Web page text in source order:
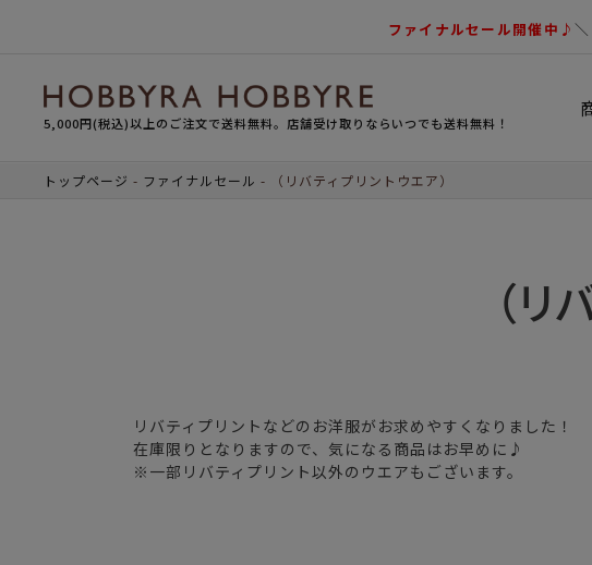
ファイナルセール開催中♪
5,000円(税込)以上のご注文で送料無料。店舗受け取りならいつでも送料無料！
トップページ ファイナルセール （リバティプリントウエア）
（リ
リバティプリントなどのお洋服がお求めやすくなりました！
在庫限りとなりますので、気になる商品はお早めに♪
※一部リバティプリント以外のウエアもございます。